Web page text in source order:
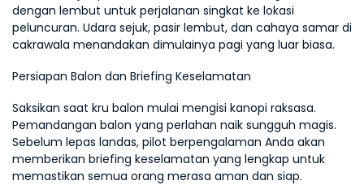
dengan lembut untuk perjalanan singkat ke lokasi
peluncuran. Udara sejuk, pasir lembut, dan cahaya samar di
cakrawala menandakan dimulainya pagi yang luar biasa.
Persiapan Balon dan Briefing Keselamatan
Saksikan saat kru balon mulai mengisi kanopi raksasa.
Pemandangan balon yang perlahan naik sungguh magis.
Sebelum lepas landas, pilot berpengalaman Anda akan
memberikan briefing keselamatan yang lengkap untuk
memastikan semua orang merasa aman dan siap.